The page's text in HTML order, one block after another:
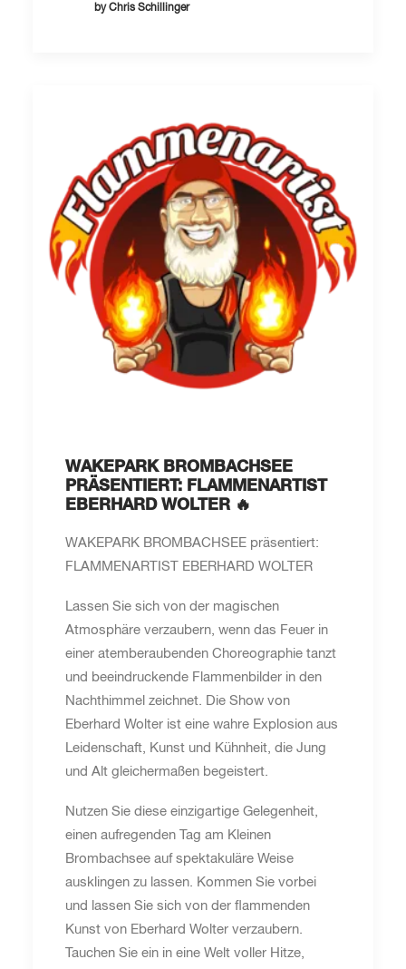
by Chris Schillinger
WAKEPARK BROMBACHSEE
PRÄSENTIERT: FLAMMENARTIST
EBERHARD WOLTER 🔥
WAKEPARK BROMBACHSEE präsentiert:
FLAMMENARTIST EBERHARD WOLTER
Lassen Sie sich von der magischen
Atmosphäre verzaubern, wenn das Feuer in
einer atemberaubenden Choreographie tanzt
und beeindruckende Flammenbilder in den
Nachthimmel zeichnet. Die Show von
Eberhard Wolter ist eine wahre Explosion aus
Leidenschaft, Kunst und Kühnheit, die Jung
und Alt gleichermaßen begeistert.
Nutzen Sie diese einzigartige Gelegenheit,
einen aufregenden Tag am Kleinen
Brombachsee auf spektakuläre Weise
ausklingen zu lassen. Kommen Sie vorbei
und lassen Sie sich von der flammenden
Kunst von Eberhard Wolter verzaubern.
Tauchen Sie ein in eine Welt voller Hitze,